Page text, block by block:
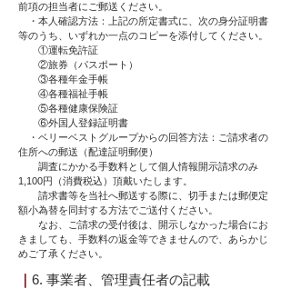
前項の担当者にご郵送ください。
・本人確認方法：上記の所定書式に、次の身分証明書
等のうち、いずれか一点のコピーを添付してください。
①運転免許証
②旅券（パスポート）
③各種年金手帳
④各種福祉手帳
⑤各種健康保険証
⑥外国人登録証明書
・ベリーベストグループからの回答方法：ご請求者の
住所への郵送（配達証明郵便）
調査にかかる手数料として個人情報開示請求のみ
1,100円（消費税込）頂戴いたします。
請求書等を当社へ郵送する際に、切手または郵便定
額小為替を同封する方法でご送付ください。
なお、ご請求の受付後は、開示しなかった場合にお
きましても、手数料の返金等できませんので、あらかじ
めご了承ください。
｜ 6. 事業者、管理責任者の記載